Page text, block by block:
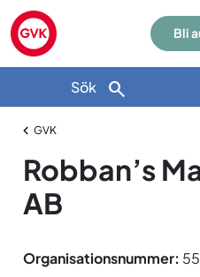
Bli
Sök
GVK
Robban’s
AB
Organisationsnummer: